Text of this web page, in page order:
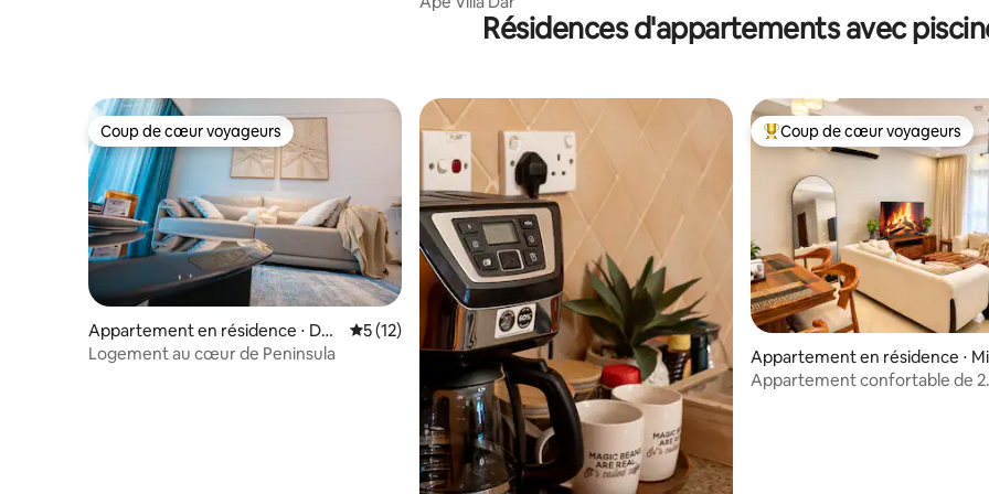
Résidences d'appartements avec
Coup de cœur voyageurs
Coup de cœur voyageurs
Appartement en résidence ⋅ Dar
es Salaam
Évaluation moyenne sur la base de 12 commentaires : 5 sur 5
5 (12)
Logement au cœur de Peninsula
Coups de cœur voyageurs les
Coup de cœur voyageurs
Appartement en résidence ⋅
cheni
Appartement confortable de 2